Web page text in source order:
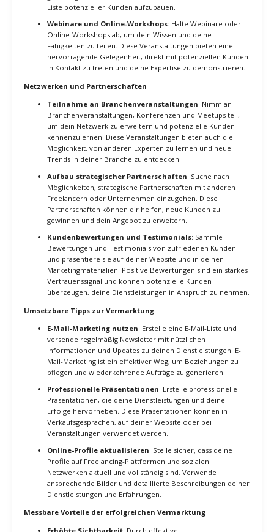
relevante Keywords, erstelle wertvolle Inhalte und achte auf
mobile Optimierung.
Nutzung von Social Media: Nutze Social-Media-
Plattformen wie LinkedIn, Twitter und Instagram, um deine
Dienstleistungen zu präsentieren und mit deiner Zielgruppe
Gruppen und Foren.
Content-Marketing und Branding
Blogging und Gastbeiträge: Erstelle einen Blog auf deiner
Website und schreibe regelmäßig Beiträge zu Themen, die
angesehenen Blogs können ebenfalls dazu beitragen, deine
Sichtbarkeit zu erhöhen und dein Netzwerk zu erweitern.
Erstellung von E-Books und Whitepapers: Biete E-Books
oder Whitepapers zu spezifischen Themen in deiner Nische
helfen, dich als Experte zu positionieren. Sie sind auch ein
großartiges Mittel, um E-Mail-Adressen zu sammeln und eine
Liste potenzieller Kunden aufzubauen.
Webinare und Online-Workshops: Halte Webinare oder
Online-Workshops ab, um dein Wissen und deine
hervorragende Gelegenheit, direkt mit potenziellen Kunden
in Kontakt zu treten und deine Expertise zu demonstrieren.
Netzwerken und Partnerschaften
Teilnahme an Branchenveranstaltungen: Nimm an
Branchenveranstaltungen, Konferenzen und Meetups teil,
um dein Netzwerk zu erweitern und potenzielle Kunden
kennenzulernen. Diese Veranstaltungen bieten auch die
Möglichkeit, von anderen Experten zu lernen und neue
Trends in deiner Branche zu entdecken.
Möglichkeiten, strategische Partnerschaften mit anderen
Freelancern oder Unternehmen einzugehen. Diese
Partnerschaften können dir helfen, neue Kunden zu
gewinnen und dein Angebot zu erweitern.
Bewertungen und Testimonials von zufriedenen Kunden